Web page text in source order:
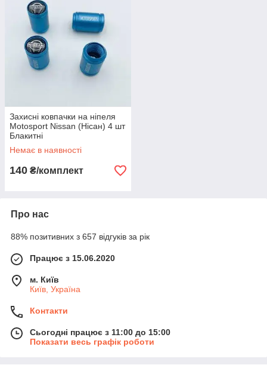
Захисні ковпачки на ніпеля
Motosport Nissan (Нісан) 4 шт
Блакитні
Немає в наявності
140 ₴/комплект
Про нас
88% позитивних з 657 відгуків за рік
Працює з 15.06.2020
м. Київ
Київ, Україна
Контакти
Сьогодні працює з 11:00 до 15:00
Показати весь графік роботи